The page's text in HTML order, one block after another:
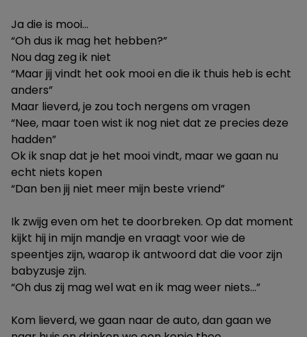
Ja die is mooi…
“Oh dus ik mag het hebben?”
Nou dag zeg ik niet
“Maar jij vindt het ook mooi en die ik thuis heb is echt
anders”
Maar lieverd, je zou toch nergens om vragen
“Nee, maar toen wist ik nog niet dat ze precies deze
hadden”
Ok ik snap dat je het mooi vindt, maar we gaan nu
echt niets kopen
“Dan ben jij niet meer mijn beste vriend”
Ik zwijg even om het te doorbreken. Op dat moment
kijkt hij in mijn mandje en vraagt voor wie de
speentjes zijn, waarop ik antwoord dat die voor zijn
babyzusje zijn.
“Oh dus zij mag wel wat en ik mag weer niets…”
Kom lieverd, we gaan naar de auto, dan gaan we